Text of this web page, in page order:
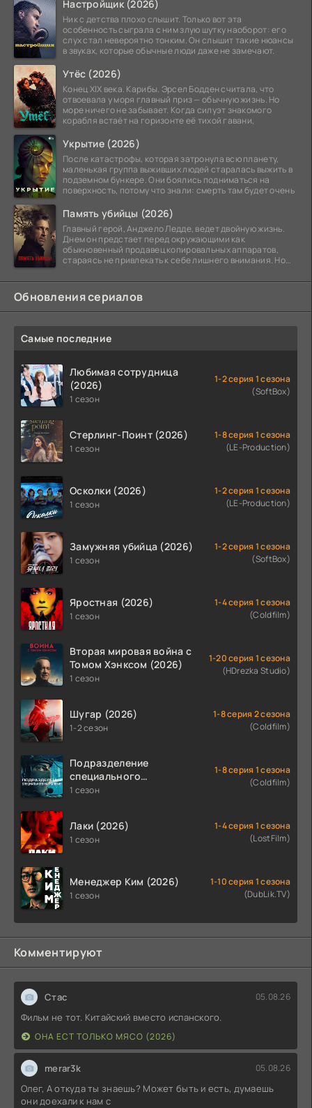
Настройщик (2026)
Ник с детства плохо слышит. Только вот эта
особенность сыграла с ним злую шутку наоборот: его
слух стал невероятно тонким. Он слышит такие нюансы
в звуках, которые обычные люди даже не замечают.
Утёс (2026)
Конец XIX века. Карибы. Эрсел Бодден считала, что
отвоевала у моря главный приз — обычную жизнь. Но
море ничего не забывает. Когда силуэт знакомого
корабля встаёт на горизонте её тихой гавани,
Укрытие (2026)
После катастрофы, которая затронула всю планету,
маленькая группа выживших людей старалась выжить в
подземном бункере. Они боялись подниматься на
поверхность, потому что знали: смерть там будет очень
Память убийцы (2026)
Главный герой, Анджело Ледде, ведет двойную жизнь.
Днем он предстает перед окружающими как
обыкновенный продавец копировальных аппаратов,
стараясь не привлекать к себе лишнего внимания. Но
Обновления сериалов
Самые последние
Любимая сотрудница
(2026)
1 сезон
1-2 серия 1 сезона
(SoftBox)
Стерлинг-Поинт (2026)
1 сезон
1-8 серия 1 сезона
(LE-Production)
Осколки (2026)
1 сезон
1-2 серия 1 сезона
(LE-Production)
Замужняя убийца (2026)
1 сезон
1-2 серия 1 сезона
(SoftBox)
Яростная (2026)
1 сезон
1-4 серия 1 сезона
(Coldfilm)
Вторая мировая война с
Томом Хэнксом (2026)
1 сезон
1-20 серия 1 сезона
(HDrezka Studio)
Шугар (2026)
1-2 сезон
1-8 серия 2 сезона
(Coldfilm)
Подразделение
специального
назначения (2026)
1 сезон
1-8 серия 1 сезона
(Coldfilm)
Лаки (2026)
1 сезон
1-4 серия 1 сезона
(LostFilm)
Менеджер Ким (2026)
1 сезон
1-10 серия 1 сезона
(DubLik.TV)
Комментируют
Стас 05.08.26
Фильм не тот. Китайский вместо испанского.
ОНА ЕСТ ТОЛЬКО МЯСО (2026)
merar3k 05.08.26
Олег, А откуда ты знаешь? Может быть и есть, думаешь
они доехали к нам с